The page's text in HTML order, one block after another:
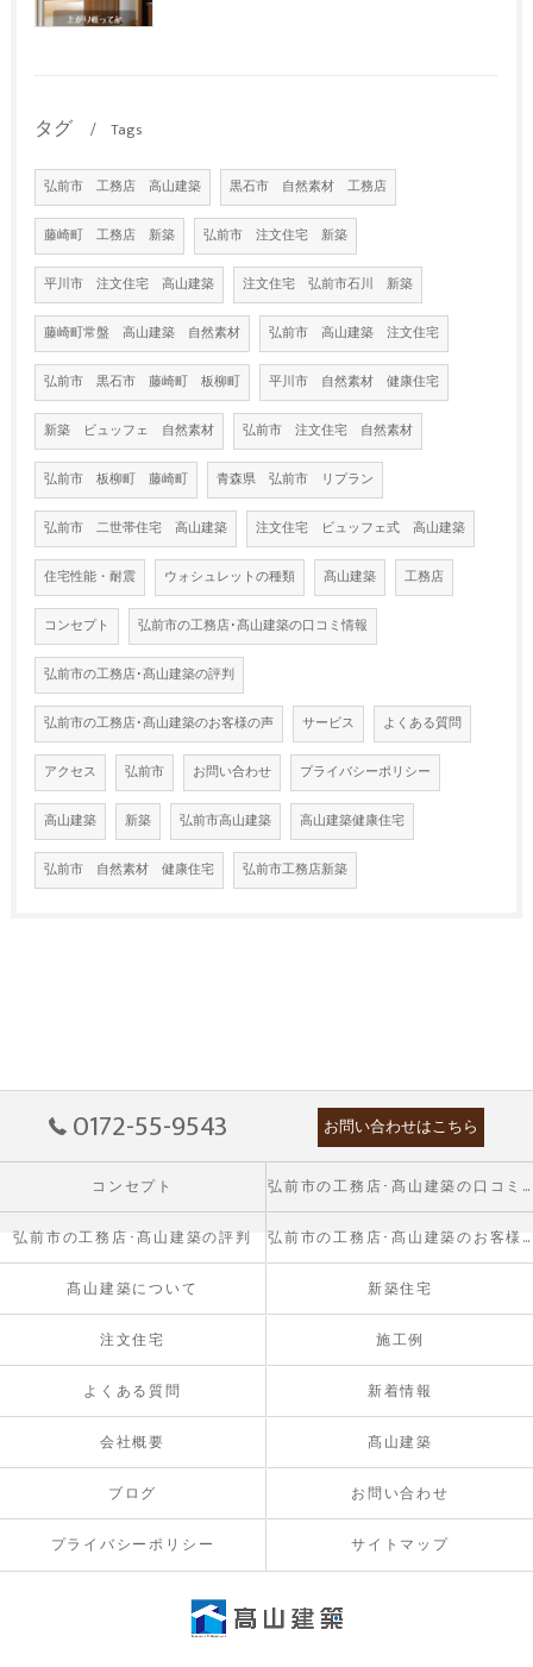
タグ Tags
弘前市 工務店 高山建築 黒石市 自然素材 工務店
藤崎町 工務店 新築 弘前市 注文住宅 新築
平川市 注文住宅 高山建築 注文住宅 弘前市石川 新築
藤崎町常盤 高山建築 自然素材 弘前市 高山建築 注文住宅
弘前市 黒石市 藤崎町 板柳町 平川市 自然素材 健康住宅
新築 ビュッフェ 自然素材 弘前市 注文住宅 自然素材
弘前市 板柳町 藤崎町 青森県 弘前市 リプラン
弘前市 二世帯住宅 高山建築 注文住宅 ビュッフェ式 高山建築
住宅性能・耐震 ウォシュレットの種類 髙山建築 工務店
コンセプト 弘前市の工務店･髙山建築の口コミ情報
弘前市の工務店･髙山建築の評判
弘前市の工務店･髙山建築のお客様の声 サービス よくある質問
アクセス 弘前市 お問い合わせ プライバシーポリシー
高山建築 新築 弘前市高山建築 高山建築健康住宅
弘前市 自然素材 健康住宅 弘前市工務店新築
0172-55-9543 お問い合わせはこちら
コンセプト 弘前市の工務店･髙山建築の口コミ情報
弘前市の工務店･髙山建築の評判 弘前市の工務店･髙山建築のお客様の声
髙山建築について 新築住宅
注文住宅 施工例
よくある質問 新着情報
会社概要 髙山建築
ブログ お問い合わせ
プライバシーポリシー サイトマップ